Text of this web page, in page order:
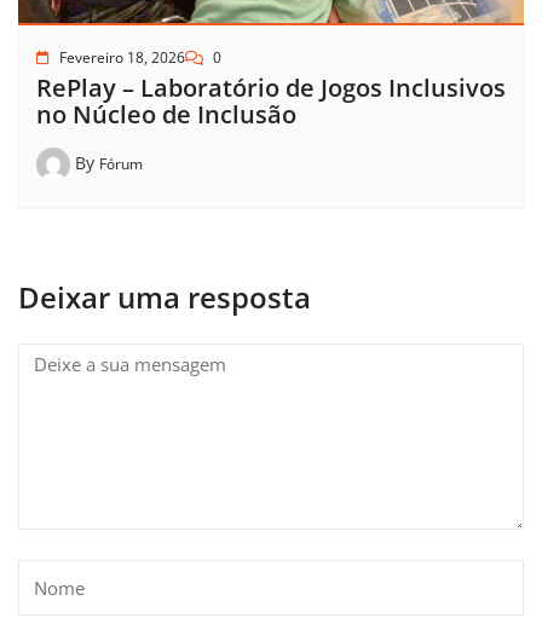
Fevereiro 18, 2026 0
RePlay – Laboratório de Jogos Inclusivos
no Núcleo de Inclusão
By Fórum
Deixar uma resposta